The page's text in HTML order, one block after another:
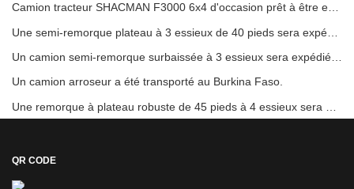
Camion tracteur SHACMAN F3000 6x4 d'occasion prêt à être expédié au Nigéria
Un camion arroseur a été transporté au Burkina Faso.
QR CODE